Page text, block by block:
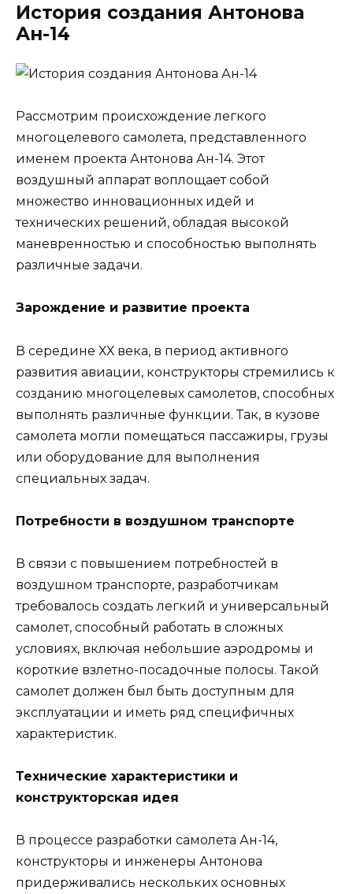
История создания Антонова
Ан-14
Рассмотрим происхождение легкого
многоцелевого самолета, представленного
именем проекта Антонова Ан-14. Этот
воздушный аппарат воплощает собой
множество инновационных идей и
технических решений, обладая высокой
маневренностью и способностью выполнять
различные задачи.
Зарождение и развитие проекта
В середине ХХ века, в период активного
развития авиации, конструкторы стремились к
созданию многоцелевых самолетов, способных
выполнять различные функции. Так, в кузове
самолета могли помещаться пассажиры, грузы
или оборудование для выполнения
специальных задач.
Потребности в воздушном транспорте
В связи с повышением потребностей в
воздушном транспорте, разработчикам
требовалось создать легкий и универсальный
самолет, способный работать в сложных
условиях, включая небольшие аэродромы и
короткие взлетно-посадочные полосы. Такой
самолет должен был быть доступным для
эксплуатации и иметь ряд специфичных
характеристик.
Технические характеристики и
конструкторская идея
В процессе разработки самолета Ан-14,
конструкторы и инженеры Антонова
придерживались нескольких основных